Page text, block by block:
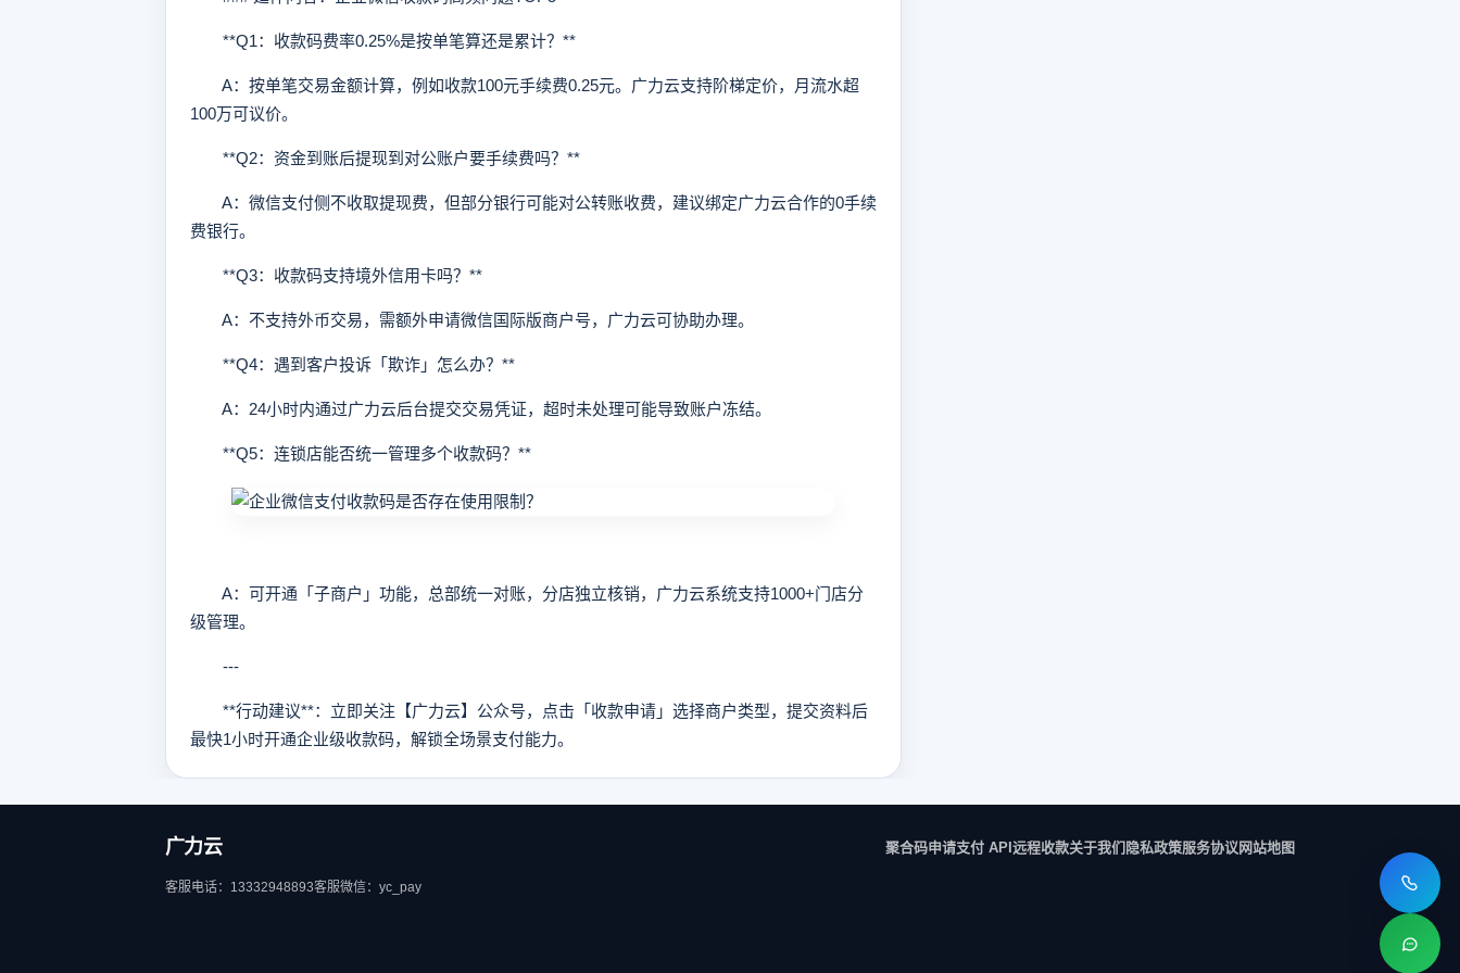
**Q1：收款码费率0.25%是按单笔算还是累计？**
A：按单笔交易金额计算，例如收款100元手续费0.25元。广力云支持阶梯定价，月流水超
100万可议价。
**Q2：资金到账后提现到对公账户要手续费吗？**
A：微信支付侧不收取提现费，但部分银行可能对公转账收费，建议绑定广力云合作的0手续
费银行。
**Q3：收款码支持境外信用卡吗？**
A：不支持外币交易，需额外申请微信国际版商户号，广力云可协助办理。
**Q4：遇到客户投诉「欺诈」怎么办？**
A：24小时内通过广力云后台提交交易凭证，超时未处理可能导致账户冻结。
**Q5：连锁店能否统一管理多个收款码？**
A：可开通「子商户」功能，总部统一对账，分店独立核销，广力云系统支持1000+门店分
级管理。
---
**行动建议**：立即关注【广力云】公众号，点击「收款申请」选择商户类型，提交资料后
最快1小时开通企业级收款码，解锁全场景支付能力。
广力云 聚合码申请支付 API远程收款关于我们隐私政策服务协议网站地图
客服电话：13332948893客服微信：yc_pay